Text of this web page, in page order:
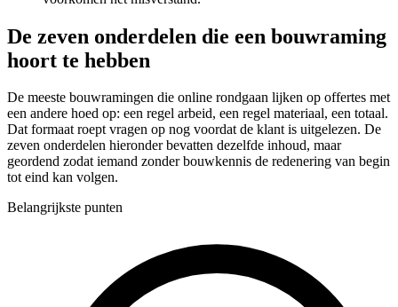
De zeven onderdelen die een bouwraming
hoort te hebben
De meeste bouwramingen die online rondgaan lijken op offertes met
een andere hoed op: een regel arbeid, een regel materiaal, een totaal.
Dat formaat roept vragen op nog voordat de klant is uitgelezen. De
zeven onderdelen hieronder bevatten dezelfde inhoud, maar
geordend zodat iemand zonder bouwkennis de redenering van begin
tot eind kan volgen.
Belangrijkste punten